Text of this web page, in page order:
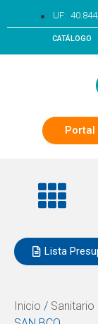
UF:
CATÁLOGO
Portal
Lista
Inicio / Sanitario